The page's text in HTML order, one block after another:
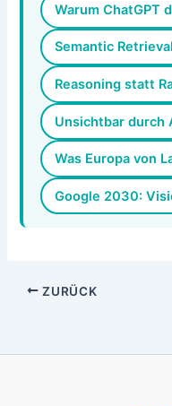
Warum ChatGPT
Semantic
Reasoning statt
Unsichtbar durch
Was Europa von
Google 2030:
ZURÜCK